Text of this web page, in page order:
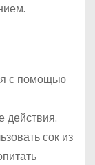
с помощью
действия.
сок из